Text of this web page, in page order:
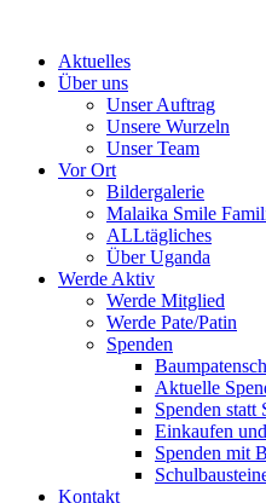
contentAktuelles
Über uns
Unser Auftrag
Unsere Wurzeln
Unser Team
Vor Ort
Bildergalerie
Malaika Smile
ALLtägliches
Über Uganda
Werde Aktiv
Werde Mitglied
Werde Pate/Patin
Spenden
Aktuelle
Spenden statt
Einkaufen
Spenden mit
Kontakt